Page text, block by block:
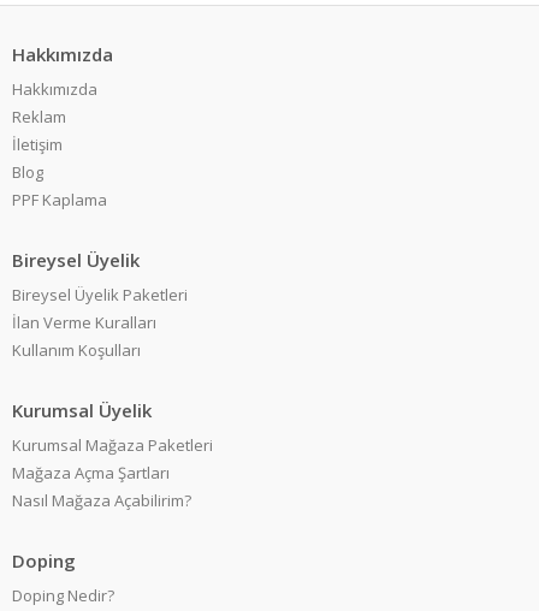
Hakkımızda
Hakkımızda
Reklam
İletişim
Blog
PPF Kaplama
Bireysel Üyelik
Bireysel Üyelik Paketleri
İlan Verme Kuralları
Kullanım Koşulları
Kurumsal Üyelik
Kurumsal Mağaza Paketleri
Mağaza Açma Şartları
Nasıl Mağaza Açabilirim?
Doping
Doping Nedir?